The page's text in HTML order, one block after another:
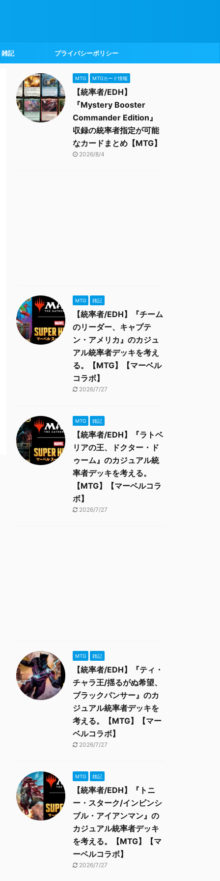
雑記 プライバシーポリシー
MTG MTGカード情報
【統率者/EDH】
『Mystery Booster
Commander Edition』
収録の統率者指定が可能
なカードまとめ【MTG】
2026/8/4
MTG 雑記
【統率者/EDH】『チーム
のリーダー、キャプテ
ン・アメリカ』のカジュ
アル統率者デッキを考え
る。【MTG】【マーベル
コラボ】
2026/7/27
MTG 雑記
【統率者/EDH】『ラトベ
リアの王、ドクター・ド
ゥーム』のカジュアル統
率者デッキを考える。
【MTG】【マーベルコラ
ボ】
2026/7/27
MTG 雑記
【統率者/EDH】『ティ・
チャラ王/揺るがぬ希望、
ブラックパンサー』のカ
ジュアル統率者デッキを
考える。【MTG】【マー
ベルコラボ】
2026/7/27
MTG 雑記
【統率者/EDH】『トニ
ー・スターク/インビンシ
ブル・アイアンマン』の
カジュアル統率者デッキ
を考える。【MTG】【マ
ーベルコラボ】
2026/7/27